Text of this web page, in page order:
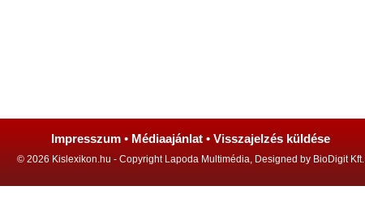
Impresszum • Médiaajánlat • Visszajelzés küldése
© 2026 Kislexikon.hu - Copyright Lapoda Multimédia, Designed by BioDigit Kft.